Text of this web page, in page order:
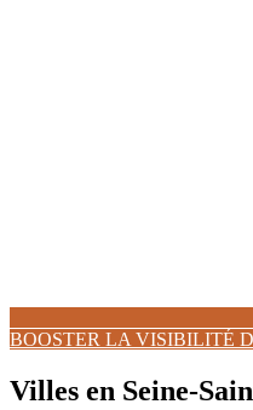
BOOSTER LA VISIBILITÉ
Villes en Seine-